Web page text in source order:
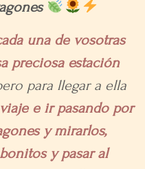
una de vosotras
preciosa estación
para llegar a ella
e ir pasando por
y mirarlos,
y pasar al